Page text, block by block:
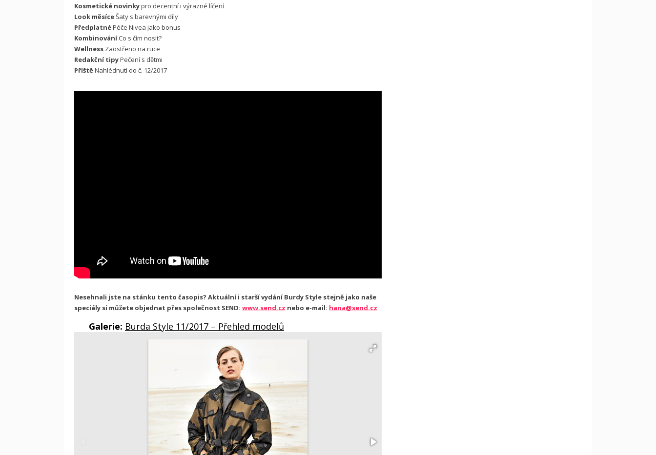
Kosmetické novinkypro decentní i výrazné líčení
Look měsíceŠaty s barevnými díly
PředplatnéPéče Nivea jako bonus
KombinováníCo s čím nosit?
Wellness Zaostřeno na ruce
Redakční tipyPečení s dětmi
Příště Nahlédnutí do č. 12/2017
Nesehnali jste na stánku tento časopis? Aktuální i starší vydání Burdy Style stejně jako naše
speciály si můžete objednat přes společnost SEND: www.send.cz nebo e-mail: hana@send.cz
Galerie: Burda Style 11/2017 – Přehled modelů